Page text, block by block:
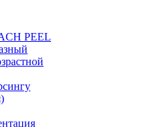
PEEL